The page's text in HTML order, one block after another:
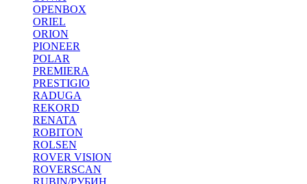
OPENBOX
ORIEL
ORION
PIONEER
POLAR
PREMIERA
PRESTIGIO
RADUGA
REKORD
RENATA
ROBITON
ROLSEN
ROVER VISION
ROVERSCAN
RUBIN/РУБИН